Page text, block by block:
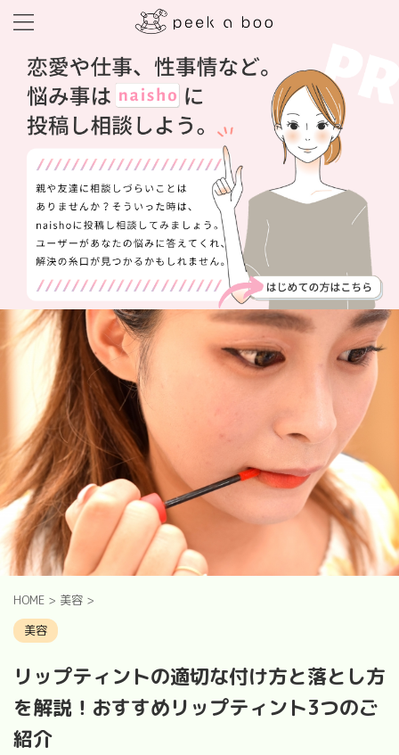
HOME > 美容 >
美容
リップティントの適切な付け方と落とし方
を解説！おすすめリップティント3つのご
紹介